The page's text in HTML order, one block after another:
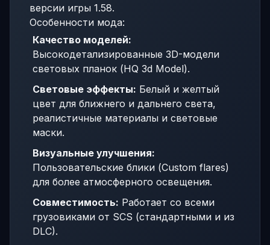
версии игры 1.58.
Особенности мода:
Качество моделей:
Высокодетализированные 3D-модели
световых планок (HQ 3d Model).
Световые эффекты: Белый и желтый
цвет для ближнего и дальнего света,
реалистичные материалы и световые
маски.
Визуальные улучшения:
Пользовательские блики (Custom flares)
для более атмосферного освещения.
Совместимость: Работает со всеми
грузовиками от SCS (стандартными и из
DLC).